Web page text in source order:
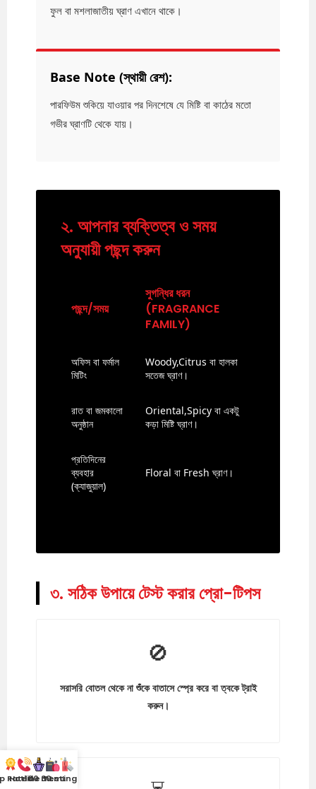
ফুল বা মশলাজাতীয় ঘ্রাণ এখানে থাকে।
Base Note (স্থায়ী রেশ):
পারফিউম শুকিয়ে যাওয়ার পর দিনশেষে যে মিষ্টি বা কাঠের মতো
গভীর ঘ্রাণটি থেকে যায়।
২. আপনার ব্যক্তিত্ব ও সময়
অনুযায়ী পছন্দ করুন
পছন্দ/সময়
সুগন্ধির ধরন
(FRAGRANCE
FAMILY)
অফিস বা ফর্মাল
মিটিং
Woody,Citrus বা হালকা
সতেজ ঘ্রাণ।
রাত বা জমকালো
অনুষ্ঠান
Oriental,Spicy বা একটু
কড়া মিষ্টি ঘ্রাণ।
প্রতিদিনের
ব্যবহার
(ক্যাজুয়াল)
Floral বা Fresh ঘ্রাণ।
৩. সঠিক উপায়ে টেস্ট করার প্রো-টিপস
🚫
সরাসরি বোতল থেকে না শুঁকে বাতাসে স্প্রে করে বা ত্বকে ট্রাই
করুন।
Rated
Hotline100 mL30 mL
Testing Kit